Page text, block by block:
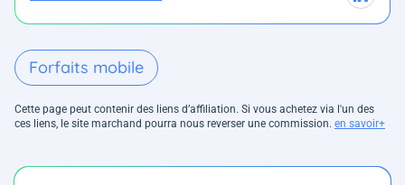
Forfaits mobile
Cette page peut contenir des liens d’affiliation. Si vous achetez via l'un des
ces liens, le site marchand pourra nous reverser une commission. en savoir+